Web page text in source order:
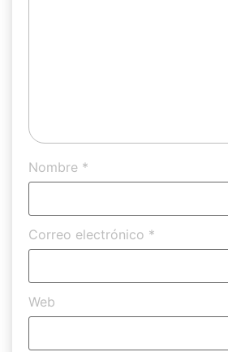
Nombre *
Correo electrónico *
Web